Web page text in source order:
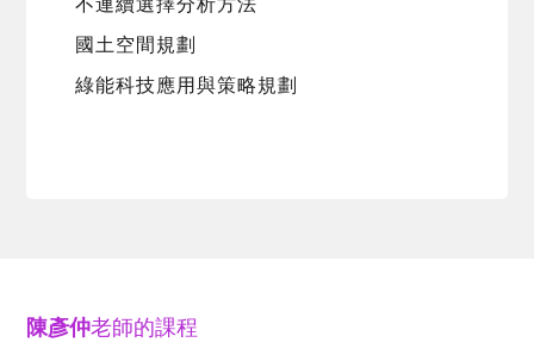
不連續選擇分析方法
國土空間規劃
綠能科技應用與策略規劃
陳彥仲老師的課程